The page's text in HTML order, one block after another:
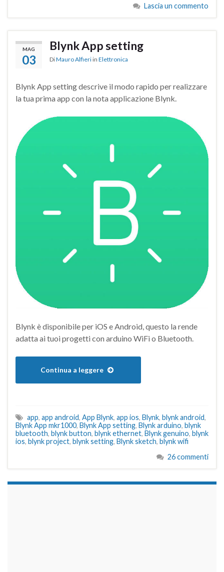
Lascia un commento
MAG
03
Blynk App setting
DiMauro Alfieri in Elettronica
Blynk App setting descrive il modo rapido per realizzare
la tua prima app con la nota applicazione Blynk.
Blynk è disponibile per iOS e Android, questo la rende
adatta ai tuoi progetti con arduino WiFi o Bluetooth.
Continua a leggere
app, app android, App Blynk, app ios, Blynk, blynk android,
Blynk App mkr1000, Blynk App setting, Blynk arduino, blynk
bluetooth, blynk button, blynk ethernet, Blynk genuino, blynk
ios, blynk project, blynk setting, Blynk sketch, blynk wifi
26 commenti